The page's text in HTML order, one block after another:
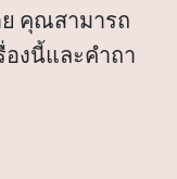
ย คุณสามารถ
องนี้และคำถา